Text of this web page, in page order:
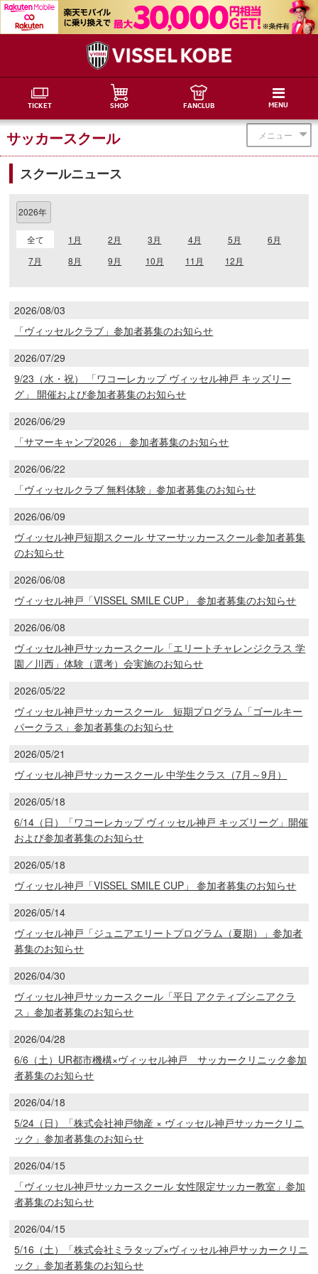
TICKET SHOP FANCLUB MENU
メニュー
サッカースクール
スクールニュース
全て 1月 2月 3月 4月 5月
6月
7月
8月 9月 10月 11月 12月
2026/08/03
「ヴィッセルクラブ」参加者募集のお知らせ
2026/07/29
9/23（水・祝） 「ワコーレカップ ヴィッセル神戸 キッズリー
グ」 開催および参加者募集のお知らせ
2026/06/29
「サマーキャンプ2026」 参加者募集のお知らせ
2026/06/22
「ヴィッセルクラブ 無料体験」参加者募集のお知らせ
2026/06/09
ヴィッセル神戸短期スクール サマーサッカースクール参加者募集
のお知らせ
2026/06/08
ヴィッセル神戸「VISSEL SMILE CUP」 参加者募集のお知らせ
2026/06/08
ヴィッセル神戸サッカースクール「エリートチャレンジクラス 学
園／川西」体験（選考）会実施のお知らせ
2026/05/22
ヴィッセル神戸サッカースクール 短期プログラム「ゴールキー
パークラス」参加者募集のお知らせ
2026/05/21
ヴィッセル神戸サッカースクール 中学生クラス（7月～9月）
2026/05/18
6/14（日）「ワコーレカップ ヴィッセル神戸 キッズリーグ」開催
および参加者募集のお知らせ
2026/05/18
ヴィッセル神戸「VISSEL SMILE CUP」 参加者募集のお知らせ
2026/05/14
ヴィッセル神戸「ジュニアエリートプログラム（夏期）」参加者
募集のお知らせ
2026/04/30
ヴィッセル神戸サッカースクール「平日 アクティブシニアクラ
ス」参加者募集のお知らせ
2026/04/28
6/6（土）UR都市機構×ヴィッセル神戸 サッカークリニック参加
者募集のお知らせ
2026/04/18
5/24（日）「株式会社神戸物産 × ヴィッセル神戸サッカークリニ
ック」参加者募集のお知らせ
2026/04/15
「ヴィッセル神戸サッカースクール 女性限定サッカー教室」参加
者募集のお知らせ
2026/04/15
5/16（土）「株式会社ミラタップ×ヴィッセル神戸サッカークリニ
ック」参加者募集のお知らせ